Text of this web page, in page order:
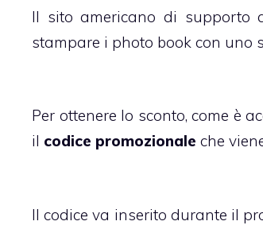
Il sito americano di supporto
stampare i photo book con uno
Per ottenere lo sconto, come è
il codice promozionale che
Il codice va inserito durante il